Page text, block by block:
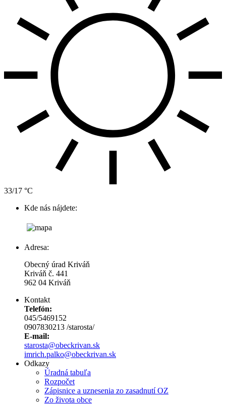
33/17 °C
Kde nás nájdete:
Adresa:
Obecný úrad Kriváň
Kriváň č. 441
962 04 Kriváň
Kontakt
Telefón:
045/5469152
0907830213 /starosta/
E-mail:
starosta@obeckrivan.sk
imrich.palko@obeckrivan.sk
Odkazy
Úradná tabuľa
Rozpočet
Zápisnice a uznesenia zo zasadnutí OZ
Zo života obce